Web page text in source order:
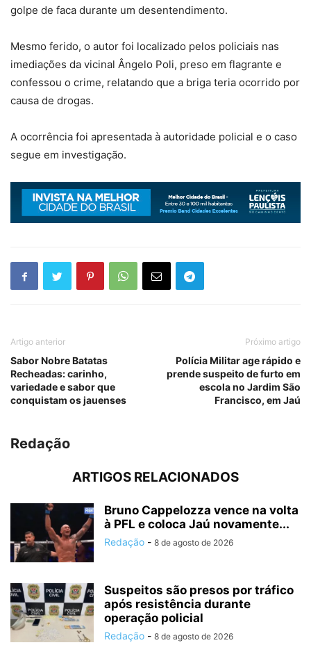
golpe de faca durante um desentendimento.
Mesmo ferido, o autor foi localizado pelos policiais nas
imediações da vicinal Ângelo Poli, preso em flagrante e
confessou o crime, relatando que a briga teria ocorrido por
causa de drogas.
A ocorrência foi apresentada à autoridade policial e o caso
segue em investigação.
Artigo anterior
Sabor Nobre Batatas
Recheadas: carinho,
variedade e sabor que
conquistam os jauenses
Próximo artigo
Polícia Militar age rápido e
prende suspeito de furto em
escola no Jardim São
Francisco, em Jaú
Redação
ARTIGOS RELACIONADOS
Bruno Cappelozza vence na volta
à PFL e coloca Jaú novamente...
Redação - 8 de agosto de 2026
Suspeitos são presos por tráfico
após resistência durante
operação policial
Redação - 8 de agosto de 2026